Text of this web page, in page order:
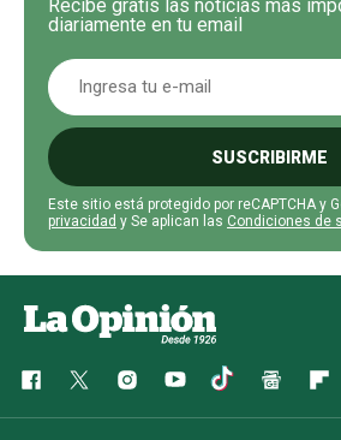
Recibe gratis las noticias más
diariamente en tu email
SUSCRIBIRME
Este sitio está protegido por reCAPTCHA y
privacidad y Se aplican las Condiciones de